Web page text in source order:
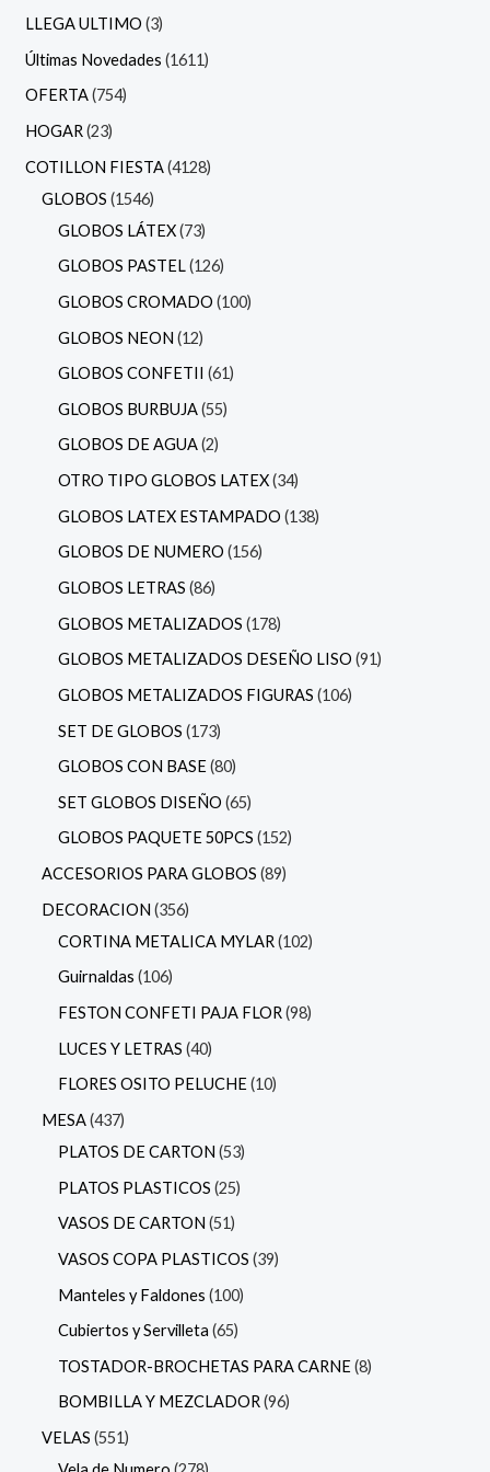
LLEGA ULTIMO 3
Últimas Novedades 1611
OFERTA 754
HOGAR 23
COTILLON FIESTA 4128
GLOBOS 1546
GLOBOS LÁTEX 73
GLOBOS PASTEL 126
GLOBOS CROMADO 100
GLOBOS NEON 12
GLOBOS CONFETII 61
GLOBOS BURBUJA 55
GLOBOS DE AGUA 2
OTRO TIPO GLOBOS LATEX 34
GLOBOS LATEX ESTAMPADO 138
GLOBOS DE NUMERO 156
GLOBOS LETRAS 86
GLOBOS METALIZADOS 178
GLOBOS METALIZADOS DESEÑO LISO 91
GLOBOS METALIZADOS FIGURAS 106
SET DE GLOBOS 173
GLOBOS CON BASE 80
SET GLOBOS DISEÑO 65
GLOBOS PAQUETE 50PCS 152
ACCESORIOS PARA GLOBOS 89
DECORACION 356
CORTINA METALICA MYLAR 102
Guirnaldas 106
FESTON CONFETI PAJA FLOR 98
LUCES Y LETRAS 40
FLORES OSITO PELUCHE 10
MESA 437
PLATOS DE CARTON 53
PLATOS PLASTICOS 25
VASOS DE CARTON 51
VASOS COPA PLASTICOS 39
Manteles y Faldones 100
Cubiertos y Servilleta 65
TOSTADOR-BROCHETAS PARA CARNE 8
BOMBILLA Y MEZCLADOR 96
VELAS 551